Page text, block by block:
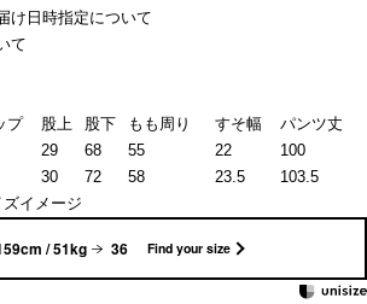
け日時指定について
て
プ 股上 股下 もも周り すそ幅
パンツ丈
29 68 55 22
100
30 72 58 23.5
103.5
イメージ
/ 51kg 36 Find your size